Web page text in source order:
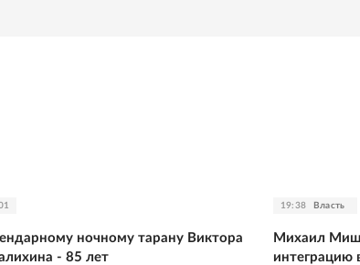
ночному тарану Виктора
- 85 лет
19:38 Власть
Михаил
интеграцию